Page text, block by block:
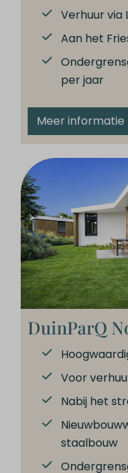
Verhuur via
Aan het
per jaar
Meer informatie
DuinParQ
Voor
Nabij het
staalbouw